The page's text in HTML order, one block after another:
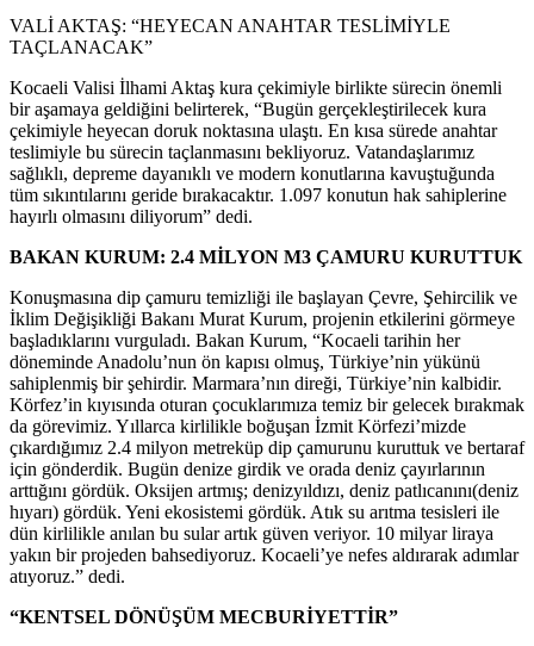
VALİ AKTAŞ: “HEYECAN ANAHTAR TESLİMİYLE
TAÇLANACAK”
Kocaeli Valisi İlhami Aktaş kura çekimiyle birlikte sürecin önemli
bir aşamaya geldiğini belirterek, “Bugün gerçekleştirilecek kura
çekimiyle heyecan doruk noktasına ulaştı. En kısa sürede anahtar
teslimiyle bu sürecin taçlanmasını bekliyoruz. Vatandaşlarımız
sağlıklı, depreme dayanıklı ve modern konutlarına kavuştuğunda
tüm sıkıntılarını geride bırakacaktır. 1.097 konutun hak sahiplerine
hayırlı olmasını diliyorum” dedi.
BAKAN KURUM: 2.4 MİLYON M3 ÇAMURU KURUTTUK
Konuşmasına dip çamuru temizliği ile başlayan Çevre, Şehircilik ve
İklim Değişikliği Bakanı Murat Kurum, projenin etkilerini görmeye
başladıklarını vurguladı. Bakan Kurum, “Kocaeli tarihin her
döneminde Anadolu’nun ön kapısı olmuş, Türkiye’nin yükünü
sahiplenmiş bir şehirdir. Marmara’nın direği, Türkiye’nin kalbidir.
Körfez’in kıyısında oturan çocuklarımıza temiz bir gelecek bırakmak
da görevimiz. Yıllarca kirlilikle boğuşan İzmit Körfezi’mizde
çıkardığımız 2.4 milyon metreküp dip çamurunu kuruttuk ve bertaraf
için gönderdik. Bugün denize girdik ve orada deniz çayırlarının
arttığını gördük. Oksijen artmış; denizyıldızı, deniz patlıcanını(deniz
hıyarı) gördük. Yeni ekosistemi gördük. Atık su arıtma tesisleri ile
dün kirlilikle anılan bu sular artık güven veriyor. 10 milyar liraya
yakın bir projeden bahsediyoruz. Kocaeli’ye nefes aldırarak adımlar
atıyoruz.” dedi.
“KENTSEL DÖNÜŞÜM MECBURİYETTİR”